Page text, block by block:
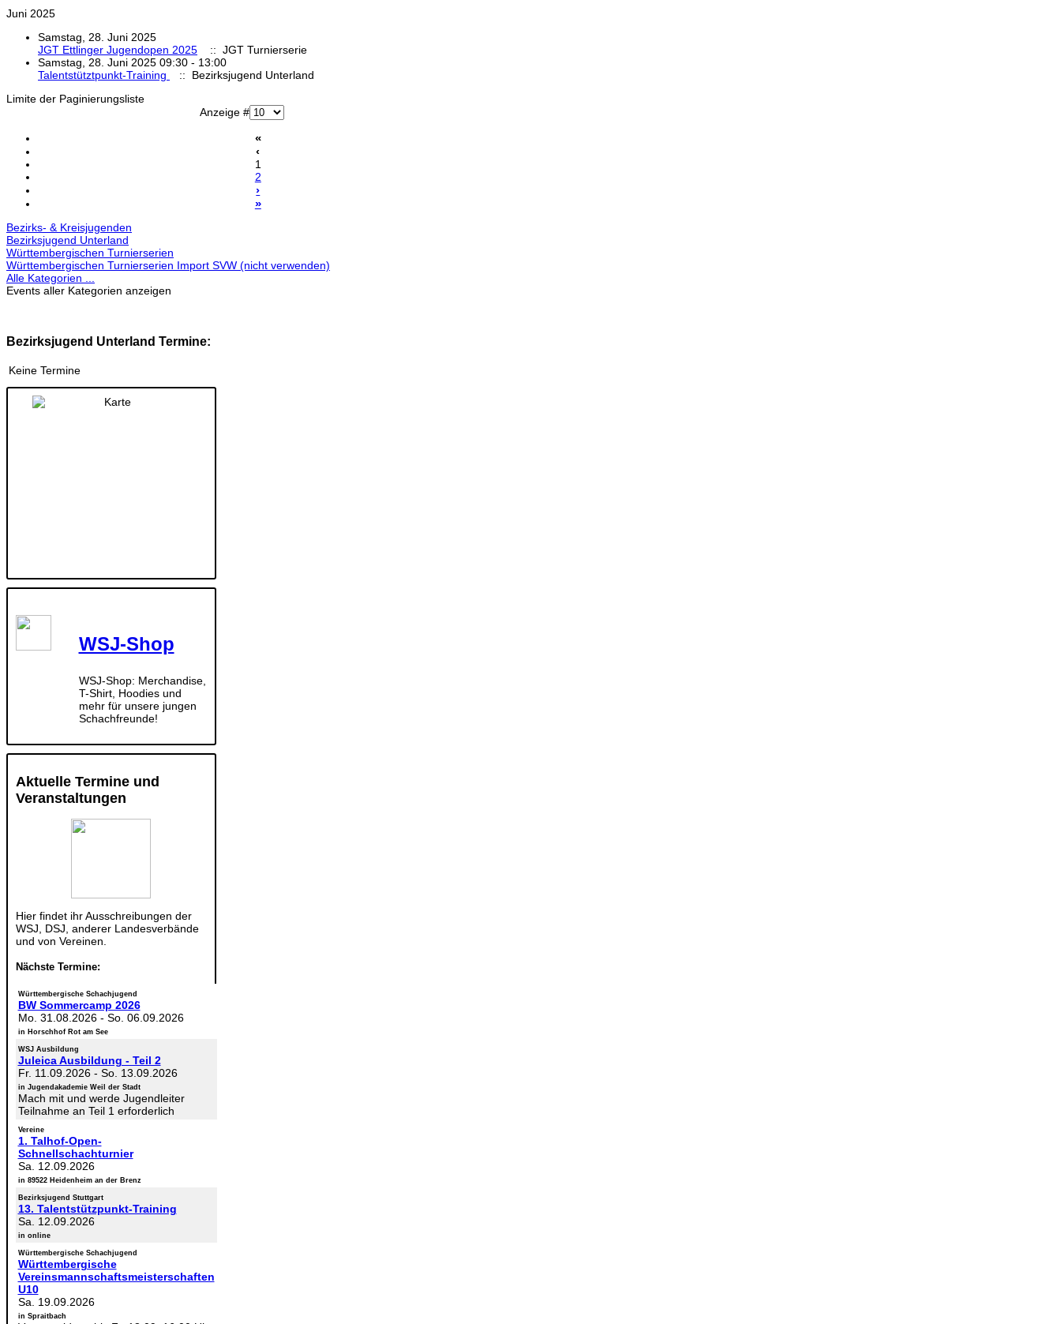
Juni 2025
Samstag, 28. Juni 2025
JGT Ettlinger Jugendopen 2025
:: JGT Turnierserie
Samstag, 28. Juni 2025 09:30 - 13:00
Talentstütztpunkt-Training
:: Bezirksjugend Unterland
Limite der Paginierungsliste
Anzeige #
«
‹
1
2
›
»
Bezirks- & Kreisjugenden
Bezirksjugend Unterland
Württembergischen Turnierserien
Württembergischen Turnierserien Import SVW (nicht verwenden)
Alle Kategorien ...
Events aller Kategorien anzeigen
Bezirksjugend Unterland Termine:
Keine Termine
WSJ-Shop
WSJ-Shop: Merchandise,
T-Shirt, Hoodies und
mehr für unsere jungen
Schachfreunde!
Aktuelle Termine und
Veranstaltungen
Hier findet ihr Ausschreibungen der
WSJ, DSJ, anderer Landesverbände
und von Vereinen.
Nächste Termine:
Württembergische Schachjugend
BW Sommercamp 2026
Mo. 31.08.2026- So. 06.09.2026
in Horschhof Rot am See
WSJ Ausbildung
Juleica Ausbildung - Teil 2
Fr. 11.09.2026- So. 13.09.2026
in Jugendakademie Weil der Stadt
Mach mit und werde Jugendleiter
Teilnahme an Teil 1 erforderlich
Vereine
1. Talhof-Open-
Schnellschachturnier
Sa. 12.09.2026
in 89522 Heidenheim an der Brenz
Bezirksjugend Stuttgart
13. Talentstützpunkt-Training
Sa. 12.09.2026
in online
Württembergische Schachjugend
Württembergische
Vereinsmannschaftsmeisterschaften
U10
Sa. 19.09.2026
in Spraitbach